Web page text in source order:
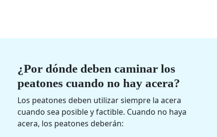
¿Por dónde deben caminar los
peatones cuando no hay acera?
Los peatones deben utilizar siempre la acera
cuando sea posible y factible. Cuando no haya
acera, los peatones deberán: